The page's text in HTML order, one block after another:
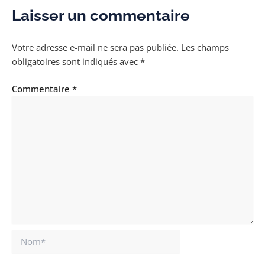
Laisser un commentaire
Votre adresse e-mail ne sera pas publiée. Les champs
obligatoires sont indiqués avec *
Commentaire *
Nom*